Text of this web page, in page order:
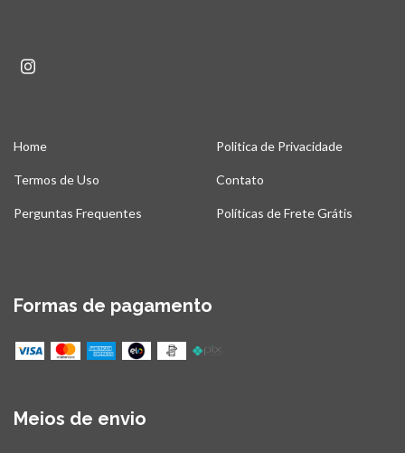
Home Politica de Privacidade
Termos de Uso Contato
Perguntas Frequentes Políticas de Frete Grátis
Formas de pagamento
Meios de envio